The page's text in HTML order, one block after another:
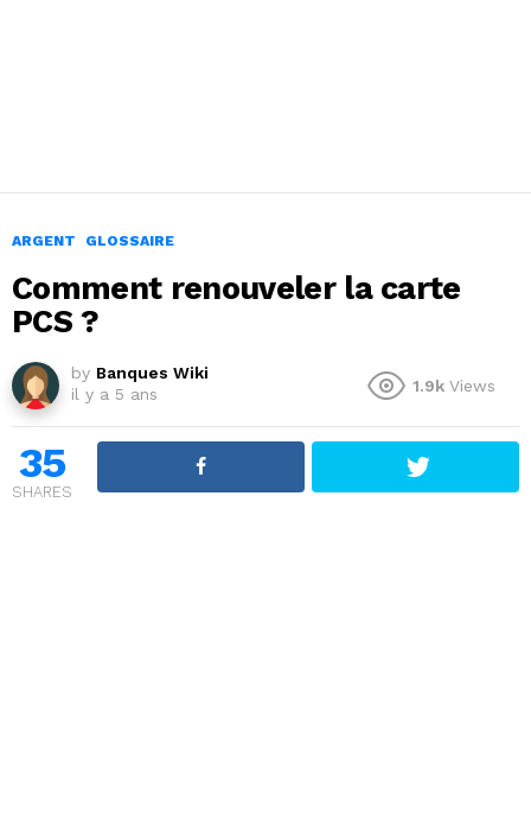
ARGENT GLOSSAIRE
Comment renouveler la carte
PCS ?
by Banques Wiki
il y a 5 ans
1.9k Views
35
SHARES